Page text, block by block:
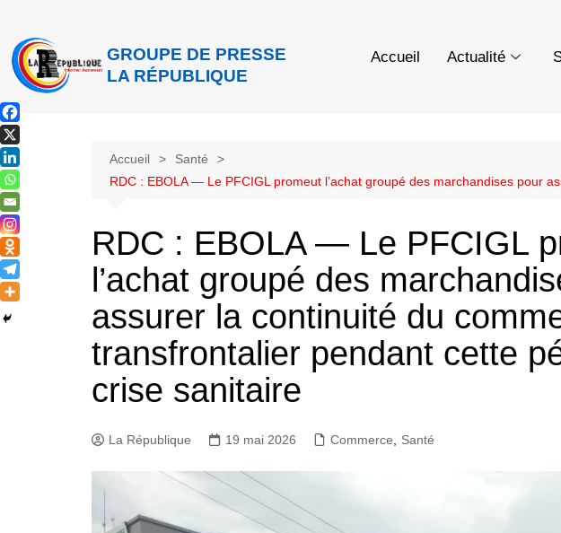
GROUPE DE PRESSE
LA RÉPUBLIQUE
Accueil Actualité
Accueil
Santé
RDC : EBOLA — Le PFCIGL promeut l’achat groupé des marchandises pour
RDC : EBOLA — Le PFCIGL
l’achat groupé des
assurer la continuité du
transfrontalier pendant cette
crise sanitaire
La République 19 mai 2026 Commerce Santé